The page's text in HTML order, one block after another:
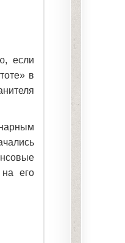
если
в
его